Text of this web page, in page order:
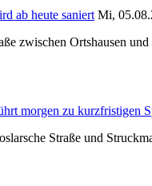
ab heute saniert Mi,
zwischen Ortshausen
morgen zu kurzfristigen
Straße und